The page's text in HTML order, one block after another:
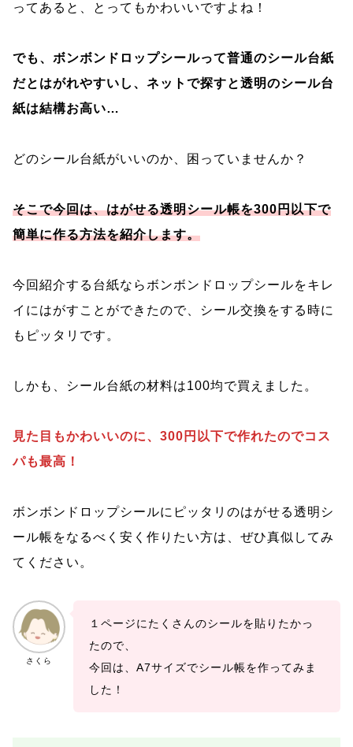
ってあると、とってもかわいいですよね！
でも、ボンボンドロップシールって普通のシール台紙
だとはがれやすいし、ネットで探すと透明のシール台
紙は結構お高い…
どのシール台紙がいいのか、困っていませんか？
そこで今回は、はがせる透明シール帳を300円以下で
簡単に作る方法を紹介します。
今回紹介する台紙ならボンボンドロップシールをキレ
イにはがすことができたので、シール交換をする時に
もピッタリです。
しかも、シール台紙の材料は100均で買えました。
見た目もかわいいのに、300円以下で作れたのでコス
パも最高！
ボンボンドロップシールにピッタリのはがせる透明シ
ール帳をなるべく安く作りたい方は、ぜひ真似してみ
てください。
さくら
１ページにたくさんのシールを貼りたかっ
たので、
今回は、A7サイズでシール帳を作ってみま
した！